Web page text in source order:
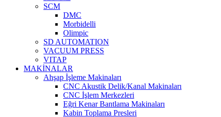
SCM
DMC
Morbidelli
Olimpic
SD AUTOMATION
VACUUM PRESS
VITAP
MAKİNALAR
Ahşap İşleme Makinaları
CNC Akustik Delik/Kanal Makinaları
CNC İşlem Merkezleri
Eğri Kenar Bantlama Makinaları
Kabin Toplama Presleri